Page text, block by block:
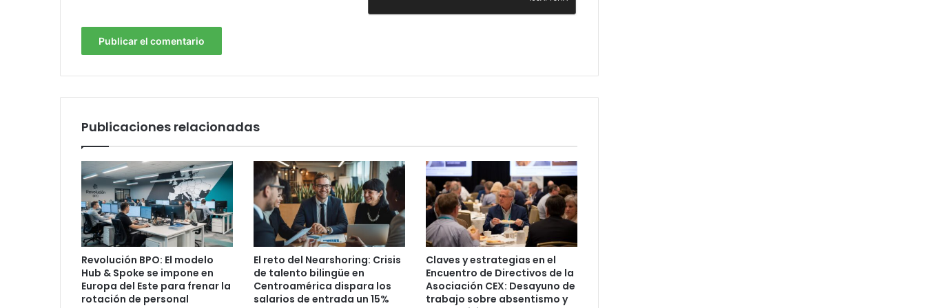
Publicaciones relacionadas
Revolución BPO: El modelo
Hub & Spoke se impone en
Europa del Este para frenar la
rotación de personal
El reto del Nearshoring: Crisis
de talento bilingüe en
Centroamérica dispara los
salarios de entrada un 15%
Claves y estrategias en el
Encuentro de Directivos de la
Asociación CEX: Desayuno de
trabajo sobre absentismo y